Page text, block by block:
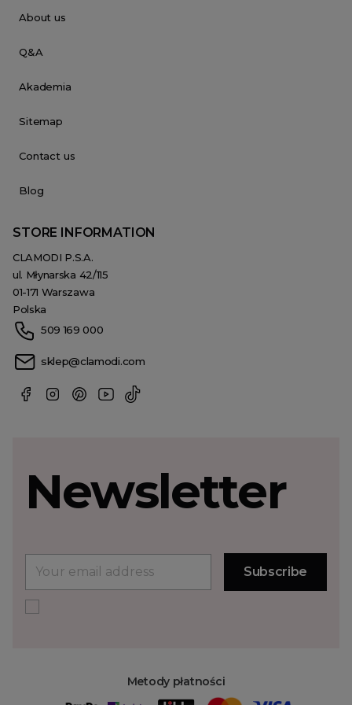
About us
Q&A
Akademia
Sitemap
Contact us
Blog
STORE INFORMATION
CLAMODI P.S.A.
ul. Młynarska 42/115
01-171 Warszawa
Polska
509 169 000
sklep@clamodi.com
Metody płatności
Newsletter